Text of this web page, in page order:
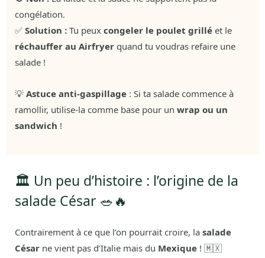
congélation.
✅ Solution : Tu peux congeler le poulet grillé et le
réchauffer au Airfryer quand tu voudras refaire une
salade !
💡 Astuce anti-gaspillage : Si ta salade commence à
ramollir, utilise-la comme base pour un wrap ou un
sandwich !
🏛️ Un peu d’histoire : l’origine de la
salade César 🥗🔥
Contrairement à ce que l’on pourrait croire, la salade
César ne vient pas d’Italie mais du Mexique ! 🇲🇽